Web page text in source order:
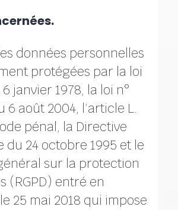
données personnelles
protégées par la loi
janvier 1978, la loi n°
6 août 2004, l’article L.
pénal, la Directive
du 24 octobre 1995 et le
sur la protection
(RGPD) entré en
25 mai 2018 qui impose